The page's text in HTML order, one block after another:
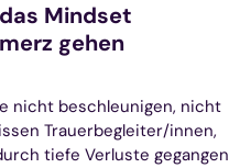
Mindset
gehen
nicht beschleunigen, nicht
Trauerbegleiter/innen,
tiefe Verluste gegangen